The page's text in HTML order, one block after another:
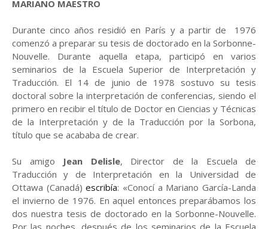
MARIANO MAESTRO
Durante cinco años residió en París y a partir de 1976
comenzó a preparar su tesis de doctorado en la Sorbonne-
Nouvelle. Durante aquella etapa, participó en varios
seminarios de la Escuela Superior de Interpretación y
Traducción. El 14 de junio de 1978 sostuvo su tesis
doctoral sobre la interpretación de conferencias, siendo el
primero en recibir el título de Doctor en Ciencias y Técnicas
de la Interpretación y de la Traducción por la Sorbona,
título que se acababa de crear.
Su amigo Jean Delisle, Director de la Escuela de
Traducción y de Interpretación en la Universidad de
Ottawa (Canadá)escribía: «Conocí a Mariano García-Landa
el invierno de 1976. En aquel entonces preparábamos los
dos nuestra tesis de doctorado en la Sorbonne-Nouvelle.
Por las noches, después de los seminarios de la Escuela